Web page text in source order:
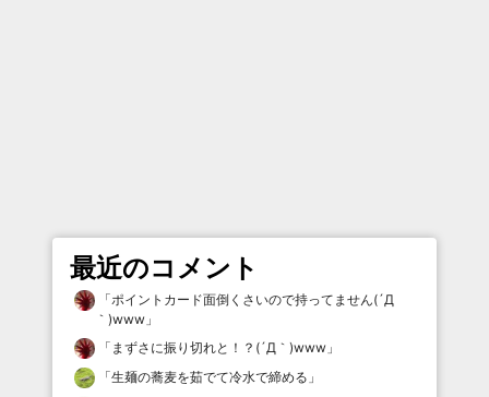
最近のコメント
「ポイントカード面倒くさいので持ってません(´Д
｀)www 」
「 まずさに振り切れと！？(´Д｀)www 」
「生麺の蕎麦を茹でて冷水で締める 」